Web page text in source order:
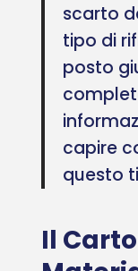
scarto
tipo di
posto
capire
questo
Il